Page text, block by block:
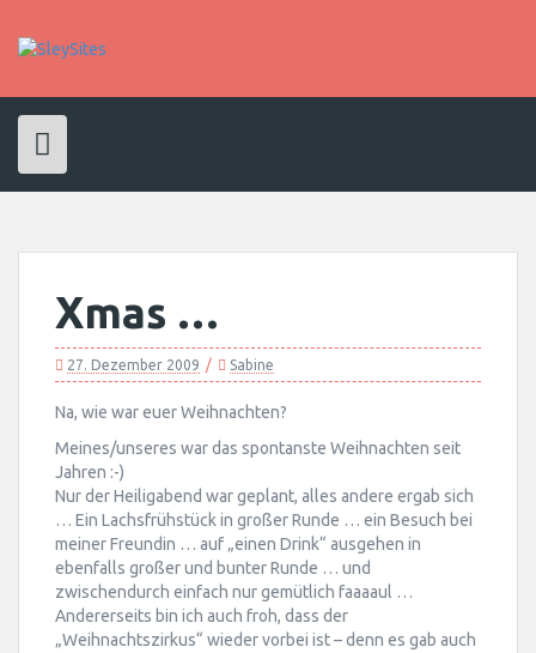
content
Xmas …
27. Dezember 2009 Sabine
Na, wie war euer Weihnachten?
Meines/unseres war das spontanste Weihnachten seit
Jahren :-)
Nur der Heiligabend war geplant, alles andere ergab sich
… Ein Lachsfrühstück in großer Runde … ein Besuch bei
meiner Freundin … auf „einen Drink“ ausgehen in
ebenfalls großer und bunter Runde … und
zwischendurch einfach nur gemütlich faaaaul …
Andererseits bin ich auch froh, dass der
„Weihnachtszirkus“ wieder vorbei ist – denn es gab auch